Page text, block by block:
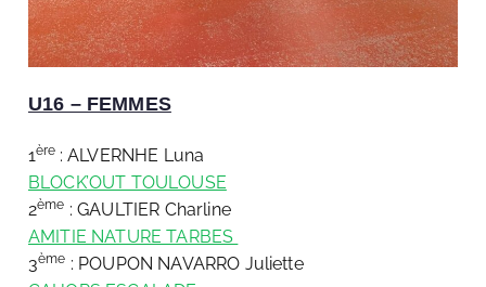
U16 – FEMMES
1ère : ALVERNHE Luna
BLOCK’OUT TOULOUSE
2ème : GAULTIER Charline
AMITIE NATURE TARBES
3ème : POUPON NAVARRO Juliette